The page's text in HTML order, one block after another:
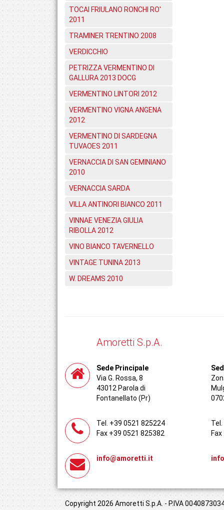
TOCAI FRIULANO RONCHI RO'
2011
TRAMINER TRENTINO 2008
VERDICCHIO
PETRIZZA VERMENTINO DI
GALLURA 2013 DOCG
VERMENTINO LINTORI 2012
VERMENTINO VIGNA ANGENA
2012
VERMENTINO DI SARDEGNA
TUVAOES 2011
VERNACCIA DI SAN GEMINIANO
2010
VERNACCIA SARDA
VILLA ANTINORI BIANCO 2011
VINNAE VENEZIA GIULIA
RIBOLLA 2012
VINO BIANCO TAVERNELLO
VINTAGE TUNINA 2013
W. DREAMS 2010
Amoretti S.p.A.
Sede Principale
Via G. Rossa, 8
43012 Parola di
Fontanellato (Pr)
Tel. +39 0521 825224
Fax +39 0521 825382
info@amoretti.it
Copyright 2026 Amoretti S.p.A. - P.IVA